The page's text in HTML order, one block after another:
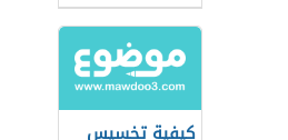
الجسم
كيفية تخسيس